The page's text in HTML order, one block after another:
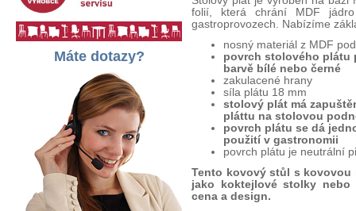
Máte dotazy?
folií, která chrání MDF
gastroprovozech. Nabízíme
nosný materiál z MDF
povrch stolového plátu
barvě bílé nebo černé
zakulacené hrany
síla plátu 18 mm
stolový plát má
pláttu na stolovou
povrch plátu se dá
použití v gastronomii
povrch plátu je neutrální
Tento kovový stůl s
jako koktejlové stolky nebo
cena a design.